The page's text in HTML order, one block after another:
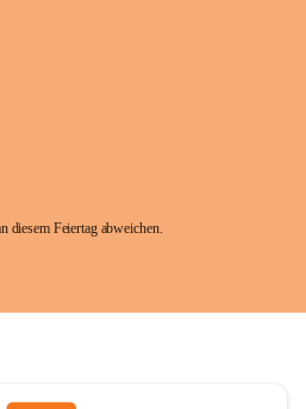
diesem Feiertag abweichen.